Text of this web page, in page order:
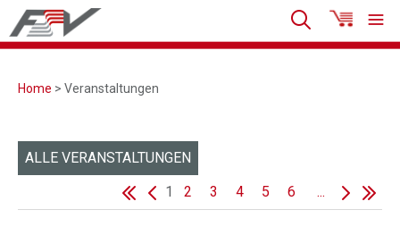
Home > Veranstaltungen
ALLE VERANSTALTUNGEN
1
2 3 4 5 6 ...